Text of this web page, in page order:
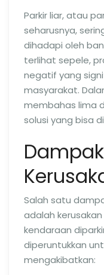
Parkir liar, atau
seharusnya,
dihadapi oleh
terlihat sepele,
negatif yang
masyarakat.
membahas lima
solusi yang bisa
Salah satu
adalah
kendaraan
diperuntukkan
mengakibatkan: